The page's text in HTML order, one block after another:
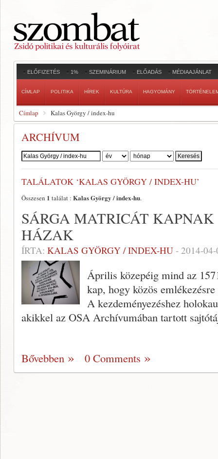
ELŐFIZETÉS 1% SZEMINÁRIUM ELŐADÁS MÉDIAAJÁNLAT
CÍMLAP POLITIKA HÍREK KULTÚRA HAGYOMÁNY
Címlap Kalas György / index-hu
ARCHÍVUM
Szerző:
TALÁLATOK ‘KALAS GYÖRGY / INDEX-HU’
Összesen 1 találat : Kalas György / index-hu.
SÁRGA MATRICÁT
HÁZAK
ÍRTA: KALAS GYÖRGY / INDEX-HU - 2014-
Április közepéig mind az
kap, hogy közös
A kezdeményezéshez
akikkel az OSA Archívumában tartott
Bővebben 0 Comments